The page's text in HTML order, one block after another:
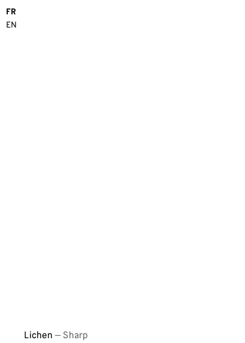
FR
EN
Lichen — Sharp